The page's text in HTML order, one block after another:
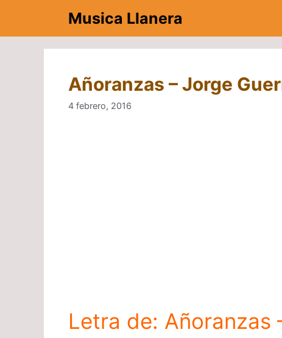
contenido
Musica Llanera
Añoranzas – Jorge
4 febrero, 2016
Letra de: Añoranzas